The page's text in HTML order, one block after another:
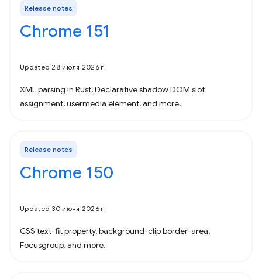
Release notes
Chrome 151
Updated 28 июля 2026 г.
XML parsing in Rust, Declarative shadow DOM slot
assignment, usermedia element, and more.
Release notes
Chrome 150
Updated 30 июня 2026 г.
CSS text-fit property, background-clip border-area,
Focusgroup, and more.